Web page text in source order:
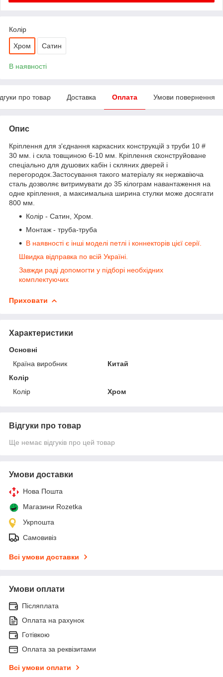
Колір
Хром Сатин
В наявності
про товар Доставка Оплата Умови повернення
Опис
Кріплення для з'єднання каркасних конструкцій з труби 10 #
30 мм. і скла товщиною 6-10 мм. Кріплення сконструйоване
спеціально для душових кабін і скляних дверей і
перегородок.Застосування такого матеріалу як нержавіюча
сталь дозволяє витримувати до 35 кілограм навантаження на
одне кріплення, а максимальна ширина стулки може досягати
800 мм.
Колір - Сатин, Хром.
Монтаж - труба-труба
В наявності є інші моделі петлі і коннекторів цієї серії.
Швидка відправка по всій Україні.
Завжди раді допомогти у підборі необхідних
комплектуючих
Приховати
Характеристики
Основні
Країна виробник
Китай
Колір
Колір
Хром
Відгуки про товар
Ще немає відгуків про цей товар
Умови доставки
Нова Пошта
Магазини Rozetka
Укрпошта
Самовивіз
Всі умови доставки
Умови оплати
Післяплата
Оплата на рахунок
Готівкою
Оплата за реквізитами
Всі умови оплати